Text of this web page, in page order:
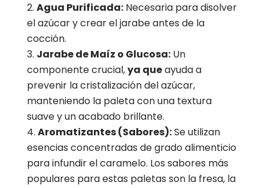
Agua Purificada:Necesaria para disolver
el azúcar y crear el jarabe antes de la
cocción.
Jarabe de Maíz o Glucosa:Un
componente crucial,ya queayuda a
prevenir la cristalización del azúcar,
manteniendo la paleta con una textura
suave y un acabado brillante.
Aromatizantes (Sabores):Se utilizan
esencias concentradas de grado alimenticio
para infundir el caramelo. Los sabores más
populares para estas paletas son la fresa, la